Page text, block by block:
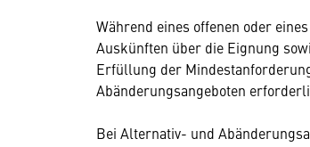
Während eines offenen oder
Auskünften über die Eignung
Erfüllung der
Abänderungsangeboten
Bei Alternativ- und